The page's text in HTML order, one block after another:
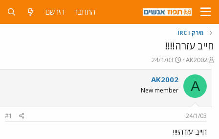
התחבר הירשם
מירק ו IRC
חייב עזרה!!!!
פ
ו
ת
ח
ה
ש
א
AK2002
פ
ו
ר
ם
ר
24/1/03
A
AK2002
New member
24/1/03
#1
חייב עזרה!!!!